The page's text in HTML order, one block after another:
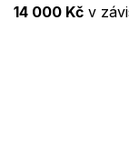
14 000 Kč v